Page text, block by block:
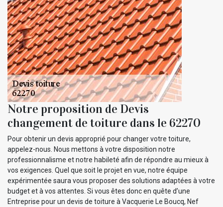
Notre proposition de Devis
changement de toiture dans le 62270
Pour obtenir un devis approprié pour changer votre toiture,
appelez-nous. Nous mettons à votre disposition notre
professionnalisme et notre habileté afin de répondre au mieux à
vos exigences. Quel que soit le projet en vue, notre équipe
expérimentée saura vous proposer des solutions adaptées à votre
budget et à vos attentes. Si vous êtes donc en quête d’une
Entreprise pour un devis de toiture à Vacquerie Le Boucq, Nef